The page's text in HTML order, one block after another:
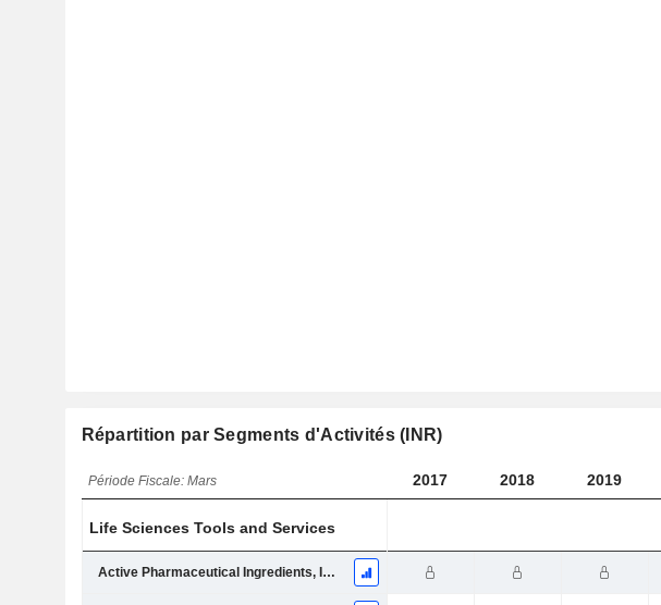
Répartition par Segments d'Activités (INR)
Période Fiscale: Mars 2017 2018 2019
Life Sciences Tools and Services
Active Pharmaceutical Ingredients, Intermediates and Nutraceutical Ingredients